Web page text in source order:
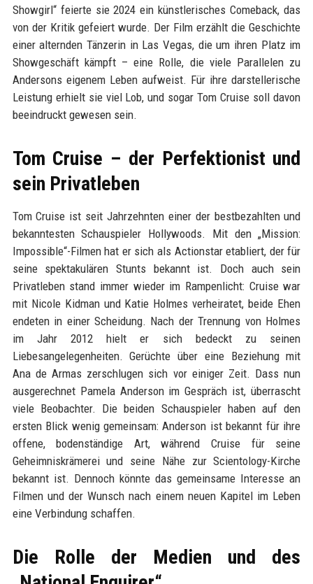
Showgirl“ feierte sie 2024 ein künstlerisches Comeback, das
von der Kritik gefeiert wurde. Der Film erzählt die Geschichte
einer alternden Tänzerin in Las Vegas, die um ihren Platz im
Showgeschäft kämpft – eine Rolle, die viele Parallelen zu
Andersons eigenem Leben aufweist. Für ihre darstellerische
Leistung erhielt sie viel Lob, und sogar Tom Cruise soll davon
beeindruckt gewesen sein.
Tom Cruise – der Perfektionist und
sein Privatleben
Tom Cruise ist seit Jahrzehnten einer der bestbezahlten und
bekanntesten Schauspieler Hollywoods. Mit den „Mission:
Impossible“-Filmen hat er sich als Actionstar etabliert, der für
seine spektakulären Stunts bekannt ist. Doch auch sein
Privatleben stand immer wieder im Rampenlicht: Cruise war
mit Nicole Kidman und Katie Holmes verheiratet, beide Ehen
endeten in einer Scheidung. Nach der Trennung von Holmes
im Jahr 2012 hielt er sich bedeckt zu seinen
Liebesangelegenheiten. Gerüchte über eine Beziehung mit
Ana de Armas zerschlugen sich vor einiger Zeit. Dass nun
ausgerechnet Pamela Anderson im Gespräch ist, überrascht
viele Beobachter. Die beiden Schauspieler haben auf den
ersten Blick wenig gemeinsam: Anderson ist bekannt für ihre
offene, bodenständige Art, während Cruise für seine
Geheimniskrämerei und seine Nähe zur Scientology-Kirche
bekannt ist. Dennoch könnte das gemeinsame Interesse an
Filmen und der Wunsch nach einem neuen Kapitel im Leben
eine Verbindung schaffen.
Die Rolle der Medien und des